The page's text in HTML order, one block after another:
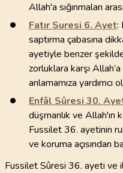
Allah'a sığınmaları
Fatır Suresi 6. Ayet:
saptırma çabasına
ayetiyle benzer şekilde,
zorluklara karşı
anlamamıza yardımcı
Enfâl Sûresi 30.
düşmanlık ve Allah'ın
Fussilet 36. ayetinin
ve koruma açısından
Fussilet Sûresi 36. ayeti ve